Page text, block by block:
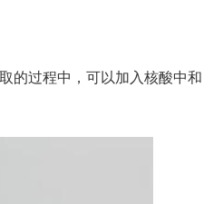
的过程中，可以加入核酸中和